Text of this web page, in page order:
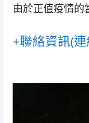
由於正值疫情的
+聯絡資訊(